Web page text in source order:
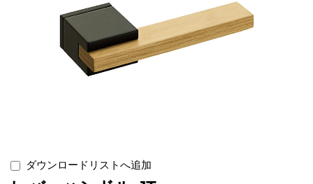
ダウンロードリストへ追加